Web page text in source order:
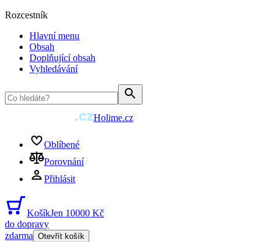
Rozcestník
Hlavní menu
Obsah
Doplňující obsah
Vyhledávání
Holime.cz
Oblíbené
Porovnání
Přihlásit
KošíkJen 10000 Kč
do dopravy
zdarma Otevřít košík